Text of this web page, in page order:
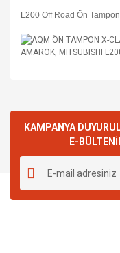
L200 Off Road Ön
KAMPANYA
E-